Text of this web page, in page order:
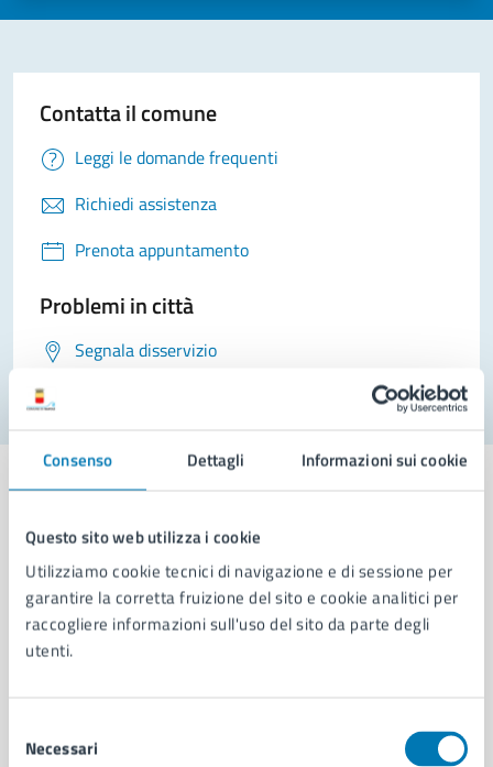
Consenso Dettagli Informazioni sui cookie
Questo sito web utilizza i cookie
Utilizziamo cookie tecnici di navigazione e di sessione per
garantire la corretta fruizione del sito e cookie analitici per
raccogliere informazioni sull'uso del sito da parte degli
utenti.
delNecessari
Contatta il comune
Leggi le domande frequenti
Richiedi assistenza
Prenota appuntamento
Problemi in città
Segnala disservizio
Comune di Napoli
AMMINISTRAZIONE
Aree amministrative
Uffici